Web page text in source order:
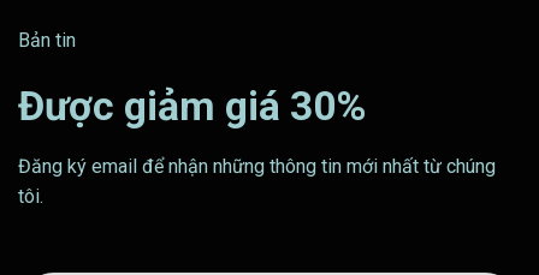
Bản tin
Được giảm giá 30%
Đăng ký email để nhận những thông tin mới nhất từ chúng
tôi.